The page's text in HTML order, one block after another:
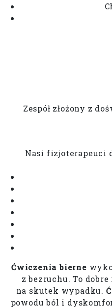
Zespół złożony z
Nasi fizjoterapeuci
Ćwiczenia bierne
z bezruchu. To
na skutek wypadku.
powodu ból i